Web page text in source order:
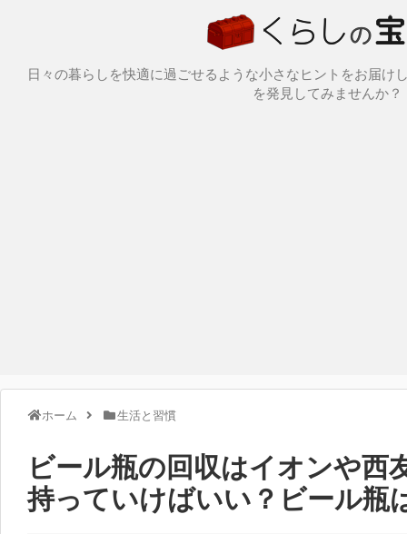
日々の暮らしを快適に過ごせるような小さなヒントをお届け
を発見してみませんか？
ホーム 生活と習慣
ビール瓶の回収はイオンや西
持っていけばいい？ビール瓶